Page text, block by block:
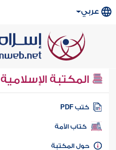
عربي
المكتبة الإسلامية
كتب PDF
كتاب الأمة